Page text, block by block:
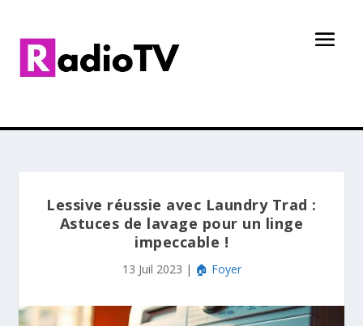
Lessive réussie avec Laundry Trad :
Astuces de lavage pour un linge
impeccable !
13 Juil 2023 | 🏠 Foyer